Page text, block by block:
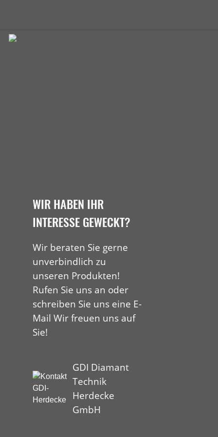
WIR HABEN IHR
INTERESSE GEWECKT?
Wir beraten Sie gerne
unverbindlich zu
unseren Produkten!
Rufen Sie uns an oder
schreiben Sie uns eine E-
Mail Wir freuen uns auf
Sie!
GDI Diamant
Technik
Herdecke
GmbH